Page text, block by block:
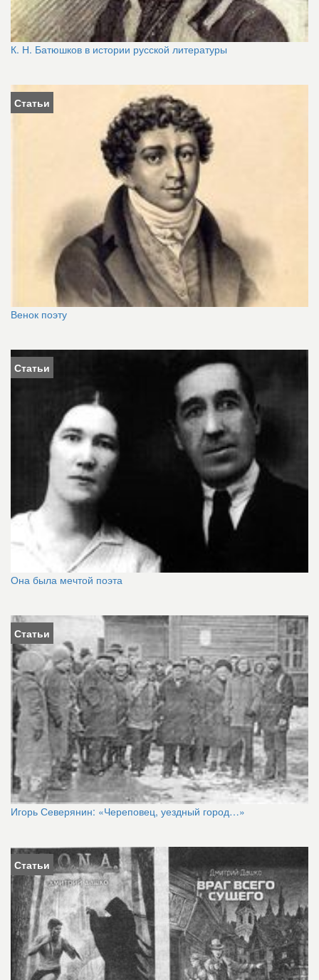
К. Н. Батюшков в истории русской литературы
Статьи
Венок поэту
Статьи
Она была мечтой поэта
Статьи
Игорь Северянин: «Череповец, уездный город…»
Статьи